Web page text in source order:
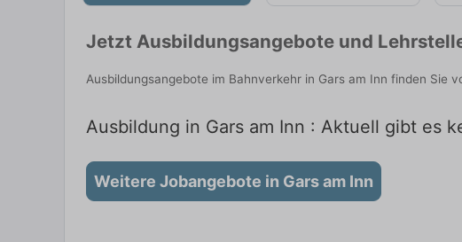
Jetzt Ausbildungsangebote und
Ausbildungsangebote im Bahnverkehr in Gars am Inn finden Sie
Ausbildung in Gars am Inn : Aktuell gibt es
Weitere Jobangebote in Gars am Inn